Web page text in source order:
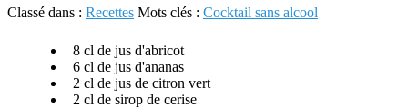
Classé dans : Recettes Mots clés : Cocktail sans alcool
8 cl de jus d'abricot
6 cl de jus d'ananas
2 cl de jus de citron vert
2 cl de sirop de cerise